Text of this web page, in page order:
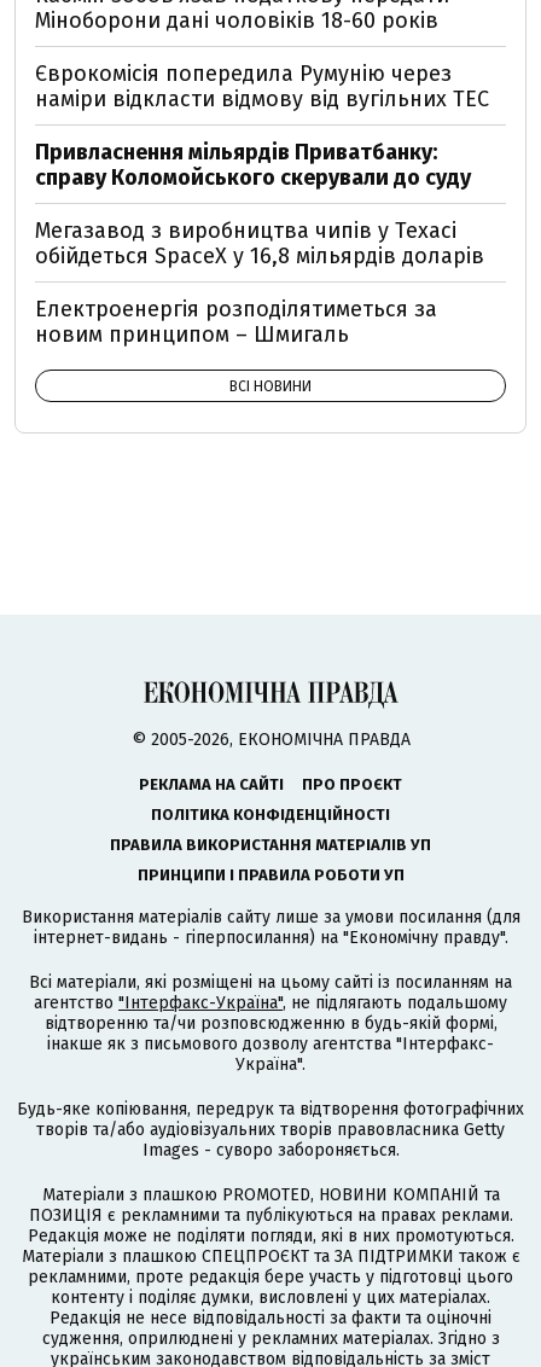
Міноборони дані чоловіків 18-60 років
Єврокомісія попередила Румунію через
наміри відкласти відмову від вугільних ТЕС
Привласнення мільярдів Приватбанку:
справу Коломойського скерували до суду
Мегазавод з виробництва чипів у Техасі
обійдеться SpaceX у 16,8 мільярдів доларів
Електроенергія розподілятиметься за
новим принципом – Шмигаль
ВСІ НОВИНИ
© 2005-2026, ЕКОНОМІЧНА ПРАВДА
РЕКЛАМА НА САЙТІ
ПРО ПРОЄКТ
ПОЛІТИКА КОНФІДЕНЦІЙНОСТІ
ПРАВИЛА ВИКОРИСТАННЯ МАТЕРІАЛІВ УП
ПРИНЦИПИ І ПРАВИЛА РОБОТИ УП
Використання матеріалів сайту лише за умови посилання (для
інтернет-видань - гіперпосилання) на "Економічну правду".
Всі матеріали, які розміщені на цьому сайті із посиланням на
агентство "Інтерфакс-Україна", не підлягають подальшому
відтворенню та/чи розповсюдженню в будь-якій формі,
інакше як з письмового дозволу агентства "Інтерфакс-
Україна".
Будь-яке копіювання, передрук та відтворення фотографічних
творів та/або аудіовізуальних творів правовласника Getty
Images - суворо забороняється.
Матеріали з плашкою PROMOTED, НОВИНИ КОМПАНІЙ та
ПОЗИЦІЯ є рекламними та публікуються на правах реклами.
Редакція може не поділяти погляди, які в них промотуються.
Матеріали з плашкою СПЕЦПРОЄКТ та ЗА ПІДТРИМКИ також є
рекламними, проте редакція бере участь у підготовці цього
контенту і поділяє думки, висловлені у цих матеріалах.
Редакція не несе відповідальності за факти та оціночні
судження, оприлюднені у рекламних матеріалах. Згідно з
українським законодавством відповідальність за зміст